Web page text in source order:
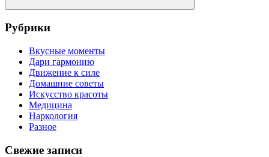
Поиск
Рубрики
Вкусные моменты
Дари гармонию
Движение к силе
Домашние советы
Искусство красоты
Медицина
Наркология
Разное
Свежие записи